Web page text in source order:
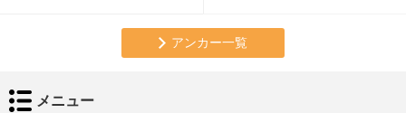
アンカー一覧
メニュー